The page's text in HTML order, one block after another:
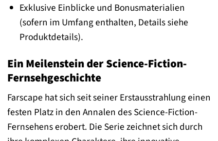
Exklusive Einblicke und Bonusmaterialien
(sofern im Umfang enthalten, Details siehe
Produktdetails).
Ein Meilenstein der Science-Fiction-
Fernsehgeschichte
Farscape hat sich seit seiner Erstausstrahlung einen
festen Platz in den Annalen des Science-Fiction-
Fernsehens erobert. Die Serie zeichnet sich durch